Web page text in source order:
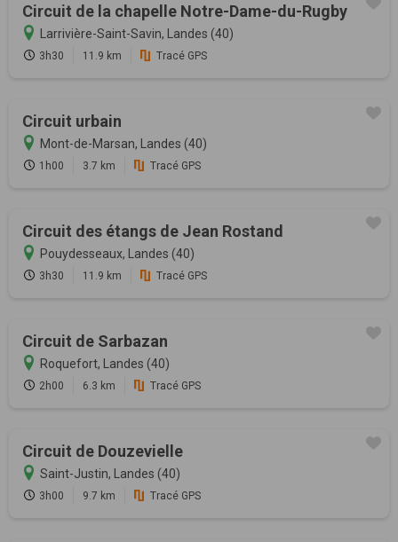
Circuit de la chapelle Notre-Dame-du-Rugby
Larrivière-Saint-Savin, Landes (40)
3h30 11.9 km Tracé GPS
Circuit urbain
Mont-de-Marsan, Landes (40)
1h00 3.7 km Tracé GPS
Circuit des étangs de Jean Rostand
Pouydesseaux, Landes (40)
3h30 11.9 km Tracé GPS
Circuit de Sarbazan
Roquefort, Landes (40)
2h00 6.3 km Tracé GPS
Circuit de Douzevielle
Saint-Justin, Landes (40)
3h00 9.7 km Tracé GPS